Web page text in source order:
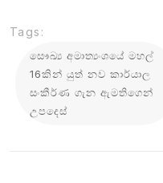
Tags:
සෞඛ්‍ය අමාත්‍යංශයේ මහල්
16කින් යුත් නව කාර්යාල
සංකීර්ණ ගැන ඇමතිගෙන්
උපදෙස්